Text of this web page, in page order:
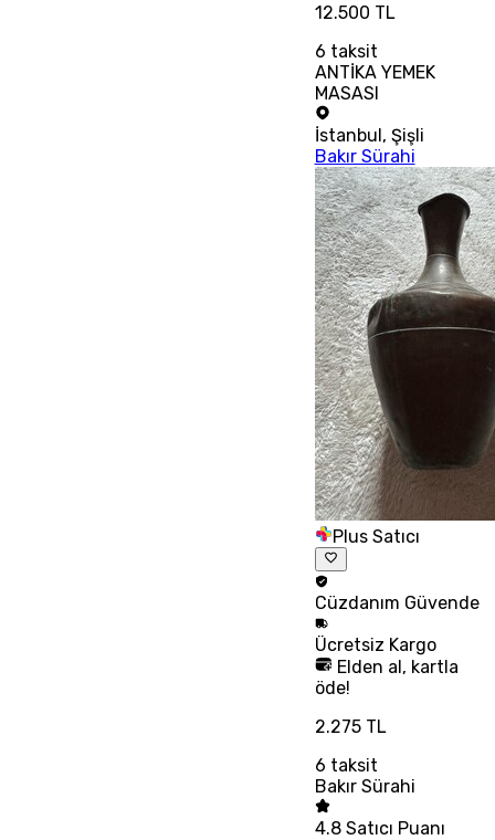
12.500 TL
6 taksit
ANTİKA YEMEK
MASASI
İstanbul, Şişli
Bakır Sürahi
Plus Satıcı
Cüzdanım Güvende
Ücretsiz Kargo
Elden al, kartla
öde!
2.275 TL
6 taksit
Bakır Sürahi
4.8 Satıcı Puanı